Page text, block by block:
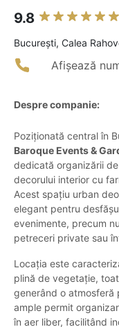
9.8
Bucureşti, Calea
Afișează
Despre companie:
Poziționată central în
Baroque Events &
dedicată organizării
decorului interior cu
Acest spațiu urban
elegant pentru
evenimente, precum
petreceri private sau
Locația este
plină de vegetație,
generând o atmosferă
ample permit
în aer liber, facilitând